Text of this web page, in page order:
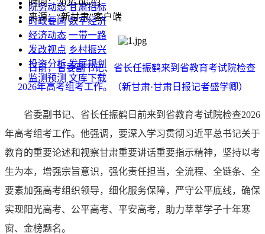
院务动态 甘肃招标
时政要闻 数字经济
经济动态 一带一路
发改视点 乡村振兴
投资分析 发展规划
监测预测 文库下载
时间：2026-06-03
来源：“新甘肃”客户端
日前，省委副书记、省长任振鹤来到省教育考试院检查
2026年高考组考工作。（新甘肃·甘肃日报记者盛学卿）
省委副书记、省长任振鹤日前来到省教育考试院检查2026
年高考组考工作。他强调，要深入学习贯彻习近平总书记关于
教育的重要论述和视察甘肃重要讲话重要指示精神，坚持以考
生为本，增强宗旨意识，强化责任担当，全流程、全链条、全
要素加强高考组织领导，细化服务保障，严守公平底线，确保
实现阳光高考、公平高考、平安高考，助力莘莘学子十年寒
窗、金榜题名。